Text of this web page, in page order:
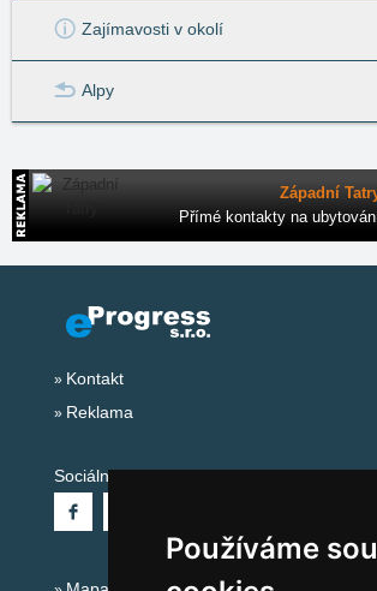
Používáme
Zajímavosti v okolí
Alpy
Západní
Přímé kontakty na
Kontakt
Reklama
Sociální sítě: